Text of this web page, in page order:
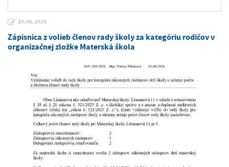
10.06.2026
Zápisnica z volieb členov rady školy za kategóriu rodičov v
organizačnej zložke Materská škola